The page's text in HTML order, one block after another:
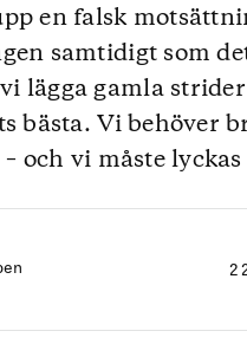
en falsk
samtidigt som
lägga gamla
bästa. Vi behöver
och vi måste